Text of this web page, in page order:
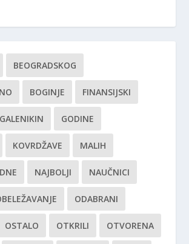
BEOGRADSKOG
BOGINJE FINANSIJSKI
GALENIKIN GODINE
KOVRDŽAVE MALIH
NAJBOLJI NAUČNICI
ODABRANI
OSTALO OTKRILI OTVORENA